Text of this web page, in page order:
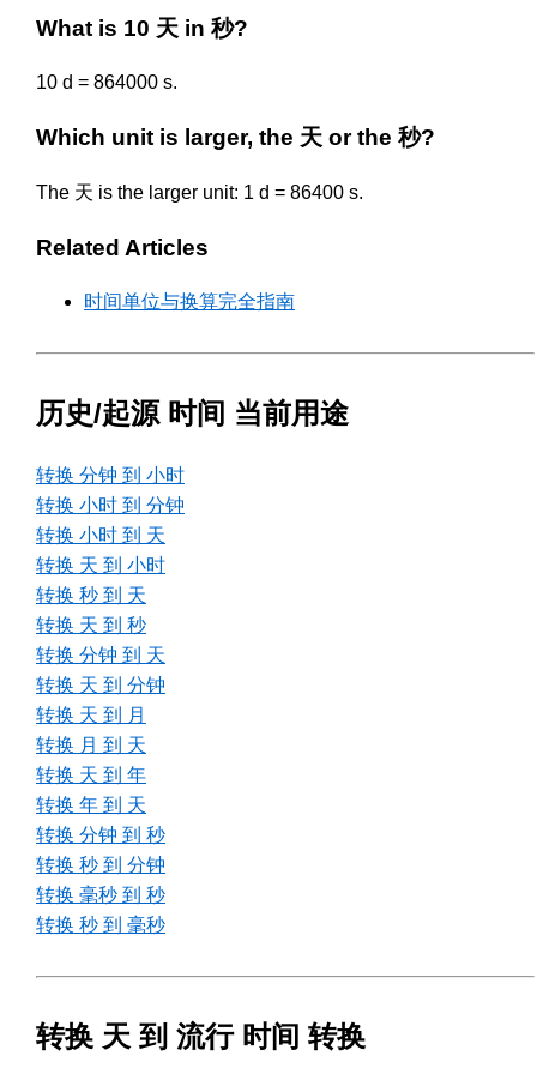
What is 10 天 in 秒?
10 d = 864000 s.
Which unit is larger, the 天 or the 秒?
The 天 is the larger unit: 1 d = 86400 s.
Related Articles
时间单位与换算完全指南
历史/起源 时间 当前用途
转换 分钟 到 小时
转换 小时 到 分钟
转换 小时 到 天
转换 天 到 小时
转换 秒 到 天
转换 天 到 秒
转换 分钟 到 天
转换 天 到 分钟
转换 天 到 月
转换 月 到 天
转换 天 到 年
转换 年 到 天
转换 分钟 到 秒
转换 秒 到 分钟
转换 毫秒 到 秒
转换 秒 到 毫秒
转换 天 到 流行 时间 转换